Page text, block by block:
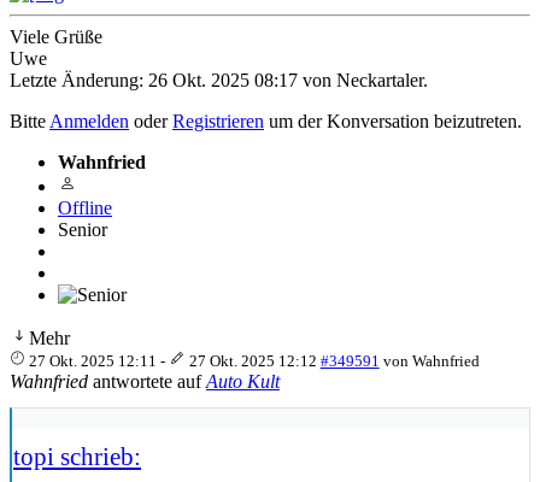
Viele Grüße
Uwe
Letzte Änderung: 26 Okt. 2025 08:17 von Neckartaler.
Bitte Anmelden oderRegistrieren um der Konversation beizutreten.
Wahnfried
Offline
Senior
Mehr
27 Okt. 2025 12:11 - 27 Okt. 2025 12:12 #349591 von Wahnfried
Wahnfried antwortete aufAuto Kult
topi schrieb: